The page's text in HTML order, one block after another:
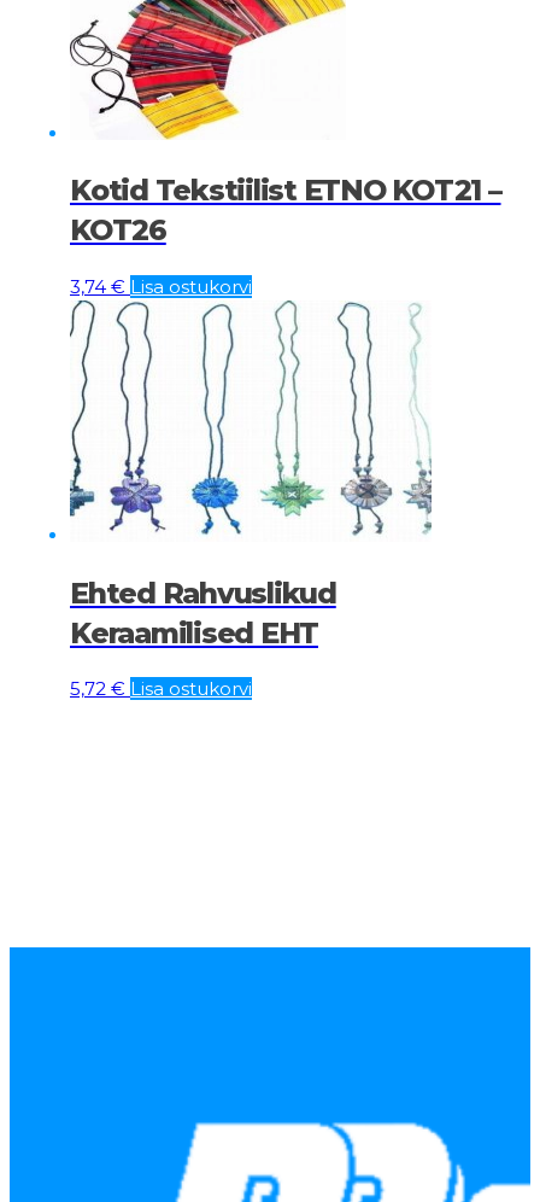
Kotid Tekstiilist ETNO KOT21 –
KOT26
3,74 € Lisa ostukorvi
Ehted Rahvuslikud
Keraamilised EHT
5,72 € Lisa ostukorvi